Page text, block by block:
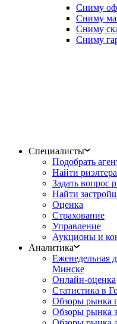
Сниму
Сниму
Сниму
Сниму
Специалисты
Подобрать
Найти риэлтера
Задать вопрос
Найти
Оценка
Страхование
Управление
Аукционы и
Аналитика
Еженедельная
Минске
Онлайн-оценка
Статистика в
Обзоры рынка
Обзоры рынка